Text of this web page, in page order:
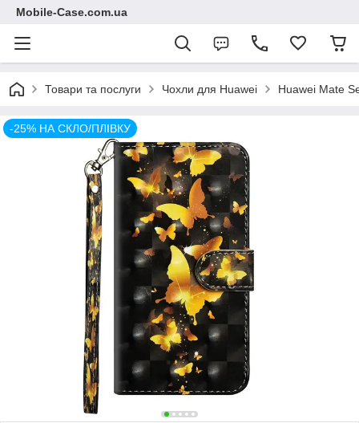
Mobile-Case.com.ua
Товари та послуги Чохли для Huawei Huawei Mate
-25% НА СКЛО/ПЛІВКУ